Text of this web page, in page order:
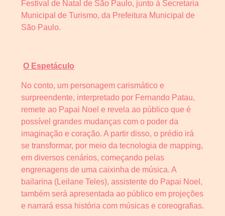
Festival de Natal de São Paulo, junto à Secretaria
Municipal de Turismo, da Prefeitura Municipal de
São Paulo.
O Espetáculo
No conto, um personagem carismático e
surpreendente, interpretado por Fernando Patau,
remete ao Papai Noel e revela ao público que é
possível grandes mudanças com o poder da
imaginação e coração. A partir disso, o prédio irá
se transformar, por meio da tecnologia de mapping,
em diversos cenários, começando pelas
engrenagens de uma caixinha de música. A
bailarina (Leilane Teles), assistente do Papai Noel,
também será apresentada ao público em projeções
e narrará essa história com músicas e coreografias.